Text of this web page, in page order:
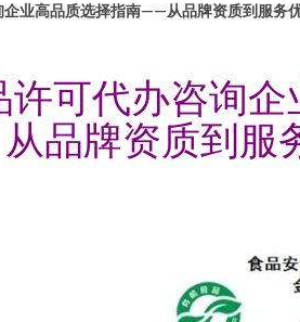
企业高品质选择指南——从品牌资质到服务
许可代办咨询
从品牌资质到服